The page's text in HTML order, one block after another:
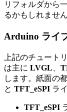
リフォルダから
るかもしれません
Arduino ライ
上記のチュート
は主に LVGL
します。紙面の
と TFT_eSPI ラ
TFT_eSPI